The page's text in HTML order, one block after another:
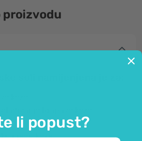
proizvodu
njegu kože,
li popust?